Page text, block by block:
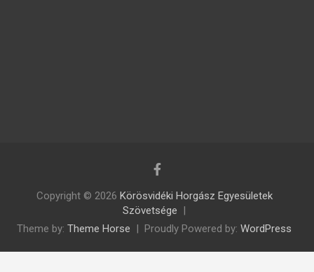
Copyright © 2026 Körösvidéki Horgász Egyesületek
Szövetsége
Theme by: Theme Horse Proudly Powered by: WordPress